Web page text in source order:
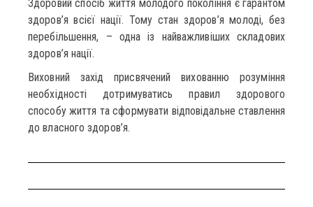
Здоровий спосіб життя молодого покоління є гарантом
здоров’я всієї нації. Тому стан здоров’я молоді, без
перебільшення, – одна із найважливіших складових
здоров’я нації.
Виховний захід присвячений вихованню розуміння
необхідності дотримуватись правил здорового
способу життя та сформувати відповідальне ставлення
до власного здоров’я.